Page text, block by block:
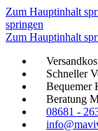
Zum Hauptinhalt
springen
Zum Hauptinhalt
Schneller
Bequemer
Beratung
08681 -